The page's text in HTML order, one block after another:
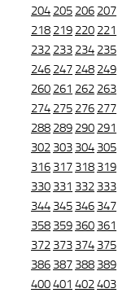
204 205 206 207
218 219 220 221
232 233 234 235
246 247 248 249
260 261 262 263
274 275 276 277
288 289 290 291
302 303 304 305
316 317 318 319
330 331 332 333
344 345 346 347
358 359 360 361
372 373 374 375
386 387 388 389
400401 402403